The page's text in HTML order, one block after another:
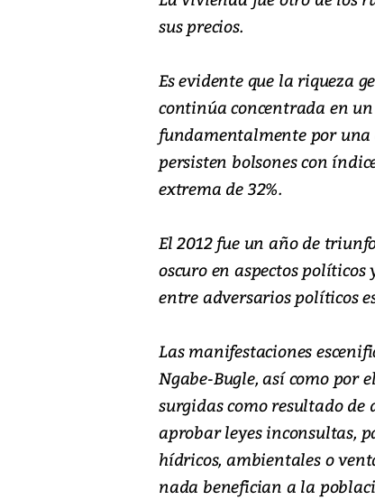
sus precios.
Es evidente que la riqueza
continúa concentrada en
fundamentalmente por una
persisten bolsones con
extrema de 32%.
El 2012 fue un año de
oscuro en aspectos
entre adversarios políticos
Las manifestaciones
Ngabe-Bugle, así como por
surgidas como resultado de
aprobar leyes inconsultas,
hídricos, ambientales o
nada benefician a la